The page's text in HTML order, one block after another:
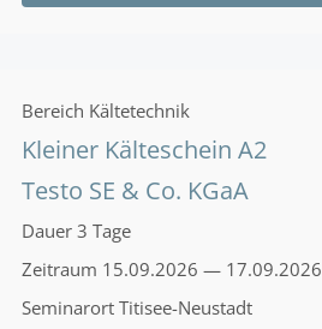
Bereich Kältetechnik
Kleiner Kälteschein A2
Testo SE & Co. KGaA
Dauer 3 Tage
Zeitraum 15.09.2026 — 17.09.2026
Seminarort Titisee-Neustadt